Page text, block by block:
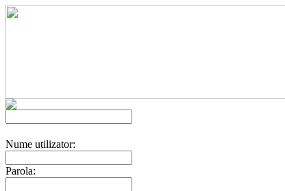
Nume utilizator:
Parola: